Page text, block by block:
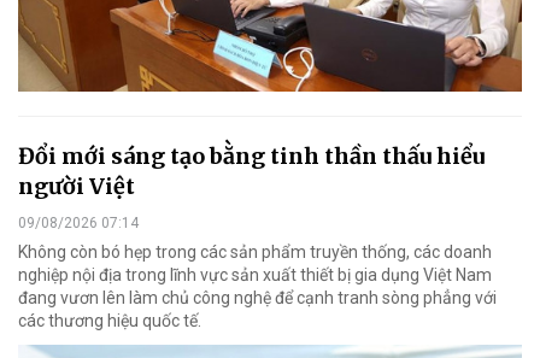
Đổi mới sáng tạo bằng tinh thần thấu hiểu
người Việt
09/08/2026 07:14
Không còn bó hẹp trong các sản phẩm truyền thống, các doanh
nghiệp nội địa trong lĩnh vực sản xuất thiết bị gia dụng Việt Nam
đang vươn lên làm chủ công nghệ để cạnh tranh sòng phẳng với
các thương hiệu quốc tế.